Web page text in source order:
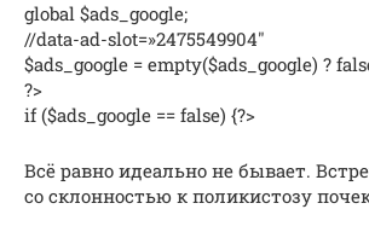
global $ads_google;
//data-ad-slot=»2475549904″
$ads_google = empty($ads_google) ?
?>
if ($ads_google == false) {?>
Всё равно идеально не бывает.
со склонностью к поликистозу